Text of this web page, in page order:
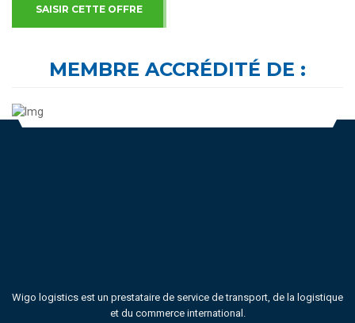
SAISIR CETTE OFFRE
MEMBRE ACCRÉDITÉ DE :
Wigo logistics est un prestataire de service de transport, de la logistique
et du commerce international.